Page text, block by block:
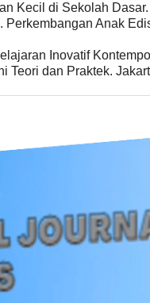
Kecil di Sekolah
Perkembangan Anak
Inovatif
Teori dan Praktek.